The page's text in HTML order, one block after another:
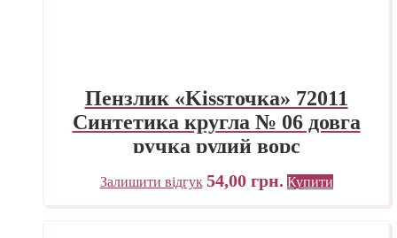
Пензлик «Kissточка» 72011
Синтетика кругла № 06 довга
ручка рудий ворс
Залишити відгук 54,00 грн. Купити